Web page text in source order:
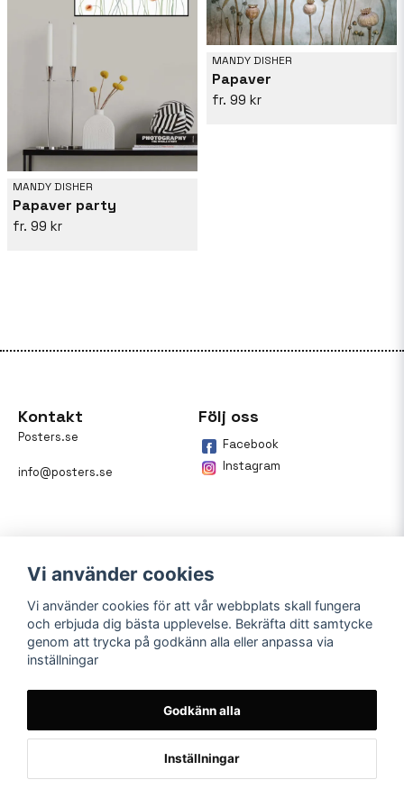
MANDY DISHER
Papaver party
99 kr
MANDY DISHER
Papaver
99 kr
Kontakt
Posters.se
info@posters.se
Följ oss
Facebook
Instagram
Betalning
På posters.se kan du enkelt
Vi använder cookies
Vi använder cookies för att vår webbplats skall fungera
och erbjuda dig bästa upplevelse. Bekräfta ditt samtycke
genom att trycka på godkänn alla eller anpassa via
inställningar
Godkänn alla
Inställningar